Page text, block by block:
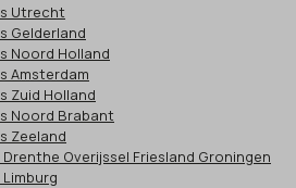
Utrecht
Gelderland
Noord Holland
Amsterdam
Zuid Holland
Noord Brabant
Zeeland
Overijssel Friesland Groningen